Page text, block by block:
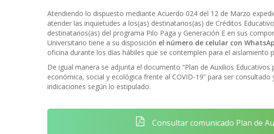
Atendiendo lo dispuesto mediante Acuerdo 024 del 12 de Marzo
atender las inquietudes a los(as) destinatarios(as) de Créditos
destinatarios(as) del programa Pilo Paga y Generación E en sus
Universitario tiene a su disposición el número de celular con
oficina durante los días hábiles que se contemplen para el aislamiento
De igual manera se adjunta el documento “Plan de Auxilios Educativos
económica, social y ecológica frente al COVID-19” para ser
indicaciones según lo estipulado.
Consultar comunicado Plan de